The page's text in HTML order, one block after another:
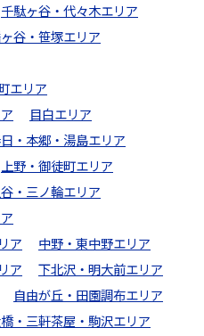
千駄ヶ谷・代々木エリア
谷・笹塚エリア
エリア
目白エリア
・本郷・湯島エリア
上野・御徒町エリア
・三ノ輪エリア
ア
中野・東中野エリア
ア
下北沢・明大前エリア
自由が丘・田園調布エリア
・三軒茶屋・駒沢エリア